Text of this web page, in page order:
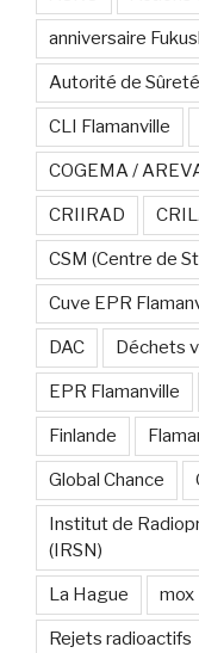
anniversaire
Autorité de
CLI Flamanville
COGEMA /
CRIIRAD
CSM (Centre de
Cuve EPR
DAC Déchets
EPR Flamanville
Finlande
Global Chance
Institut de
(IRSN)
La Hague mox
Rejets radioactifs